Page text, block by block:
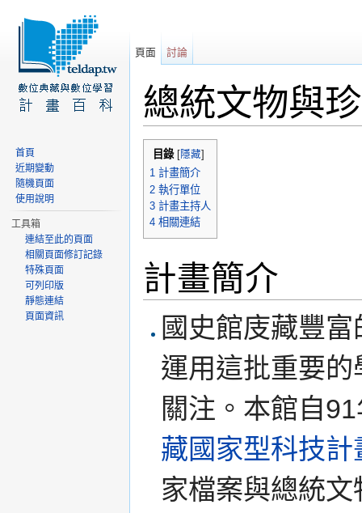
總統文物與
目錄[ 隱藏
1 計畫簡介
2 執行單位
3 計畫主持人
4 相關連結
計畫簡介
國史館庋藏豐
運用這批重要
關注。本館自
藏國家型科技計
家檔案與總統
頁面 討論
首頁
近期變動
隨機頁面
使用說明
工具箱
連結至此的頁面
相關頁面修訂記錄
特殊頁面
可列印版
靜態連結
頁面資訊